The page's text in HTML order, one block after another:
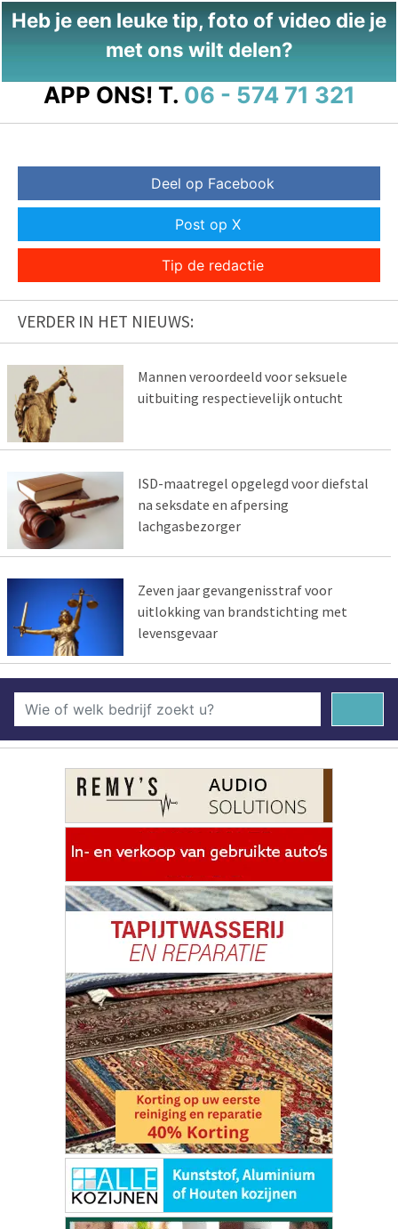
Heb je een leuke tip, foto of video die je
met ons wilt delen?
APP ONS! T. 06 - 574 71 321
Deel op Facebook
Post op X
Tip de redactie
VERDER IN HET NIEUWS:
Mannen veroordeeld voor seksuele
uitbuiting respectievelijk ontucht
ISD-maatregel opgelegd voor diefstal
na seksdate en afpersing
lachgasbezorger
Zeven jaar gevangenisstraf voor
uitlokking van brandstichting met
levensgevaar